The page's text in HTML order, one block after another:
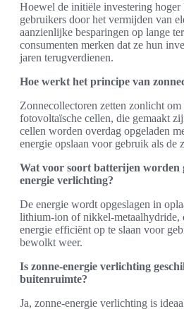
Hoewel de initiële investering hoger
gebruikers door het vermijden van
aanzienlijke besparingen op lange
consumenten merken dat ze hun
jaren terugverdienen.
Hoe werkt het principe van
Zonnecollectoren zetten zonlicht
fotovoltaïsche cellen, die gemaakt
cellen worden overdag opgeladen
energie opslaan voor gebruik als de
Wat voor soort batterijen worden
energie verlichting?
De energie wordt opgeslagen in
lithium-ion of nikkel-metaalhydride,
energie efficiënt op te slaan voor
bewolkt weer.
Is zonne-energie verlichting
buitenruimte?
Ja, zonne-energie verlichting is